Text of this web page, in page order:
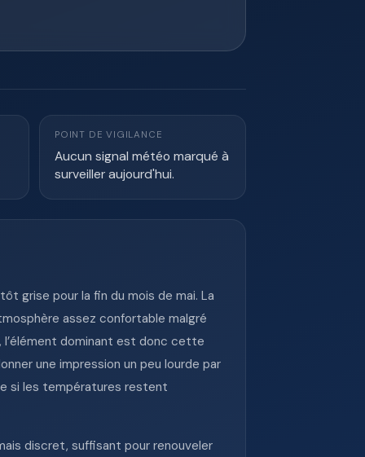
POINT DE VIGILANCE
Aucun signal météo marqué à
surveiller aujourd'hui.
grise pour la fin du mois de mai. La
assez confortable malgré
l’élément dominant est donc cette
une impression un peu lourde par
si les températures restent
discret, suffisant pour renouveler